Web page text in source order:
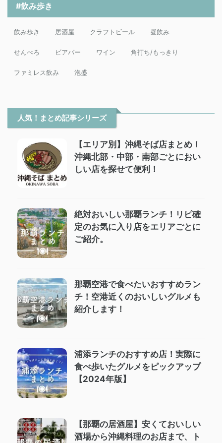
#飲み歩き
飲み歩き 居酒屋 クラフトビール 昼飲み
せんべろ ビアバー ワイン 角打ち/もっきり
ファミレス飲み 泡盛
人気！まとめ記事シリーズ
【エリア別】沖縄そば店まとめ！
沖縄北部・中部・南部ごとにおい
しい店を探せて便利！
絶対おいしい那覇ランチ！リピ確
定のお気に入り店をエリアごとに
ご紹介。
那覇空港で食べたいおすすめラン
チ！空港近くのおいしいグルメも
紹介します！
浦添ランチのおすすめ店！実際に
食べ歩いたグルメをピックアップ
【2024年版】
【那覇の居酒屋】安くておいしい
酒場から沖縄料理のお店まで、ト